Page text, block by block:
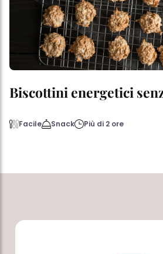
Biscottini energetici
Facile Snack Più di 2 ore